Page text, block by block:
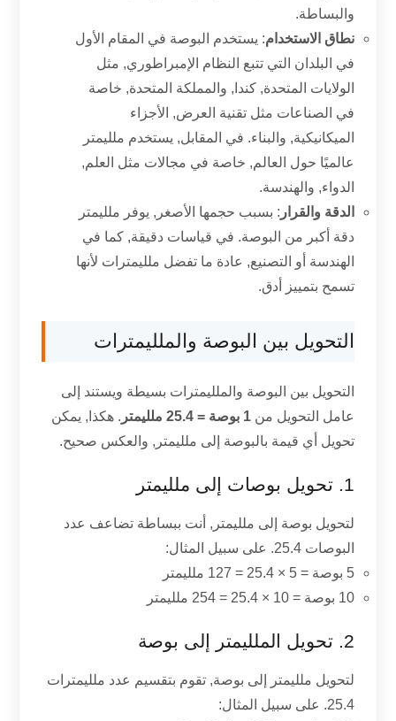
والبساطة.
نطاق الاستخدام: يستخدم البوصة في المقام الأول
في البلدان التي تتبع النظام الإمبراطوري, مثل
الولايات المتحدة, كندا, والمملكة المتحدة, خاصة
في الصناعات مثل تقنية العرض, الأجزاء
الميكانيكية, والبناء. في المقابل, يستخدم ملليمتر
عالميًا حول العالم, خاصة في مجالات مثل العلم,
الدواء, والهندسة.
الدقة والقرار : بسبب حجمها الأصغر, يوفر ملليمتر
دقة أكبر من البوصة. في قياسات دقيقة, كما في
الهندسة أو التصنيع, عادة ما تفضل ملليمترات لأنها
تسمح بتمييز أدق.
التحويل بين البوصة والملليمترات
التحويل بين البوصة والملليمترات بسيطة ويستند إلى
عامل التحويل من1 بوصة = 25.4 ملليمتر
. هكذا, يمكن
تحويل أي قيمة بالبوصة إلى ملليمتر, والعكس صحيح.
1. تحويل بوصات إلى ملليمتر
لتحويل بوصة إلى ملليمتر, أنت ببساطة تضاعف عدد
البوصات 25.4. على سبيل المثال:
5 بوصة = 5 × 25.4 = 127 ملليمتر
10 بوصة = 10 × 25.4 = 254 ملليمتر
2. تحويل الملليمتر إلى بوصة
لتحويل ملليمتر إلى بوصة, تقوم بتقسيم عدد ملليمترات
25.4. على سبيل المثال: